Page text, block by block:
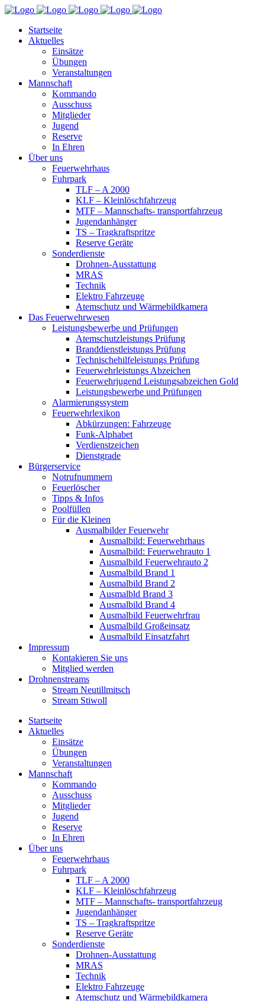
Startseite
Aktuelles
Einsätze
Übungen
Veranstaltungen
Mannschaft
Kommando
Ausschuss
Mitglieder
Jugend
Reserve
In Ehren
Über uns
Feuerwehrhaus
Fuhrpark
TLF – A 2000
KLF – Kleinlöschfahrzeug
MTF – Mannschafts- transportfahrzeug
Jugendanhänger
TS – Tragkraftspritze
Reserve Geräte
Sonderdienste
Drohnen-Ausstattung
MRAS
Technik
Elektro Fahrzeuge
Atemschutz und Wärmebildkamera
Das Feuerwehrwesen
Leistungsbewerbe und Prüfungen
Atemschutzleistungs Prüfung
Branddienstleistungs Prüfung
Technischehilfeleistungs Prüfung
Feuerwehrleistungs Abzeichen
Feuerwehrjugend Leistungsabzeichen Gold
Leistungsbewerbe und Prüfungen
Alarmierungssystem
Feuerwehrlexikon
Abkürzungen: Fahrzeuge
Funk-Alphabet
Verdienstzeichen
Dienstgrade
Bürgerservice
Notrufnummern
Feuerlöscher
Tipps & Infos
Poolfüllen
Für die Kleinen
Ausmalbilder Feuerwehr
Ausmalbild: Feuerwehrhaus
Ausmalbild: Feuerwehrauto 1
Ausmalbild Feuerwehrauto 2
Ausmalbild Brand 1
Ausmalbild Brand 2
Ausmalbld Brand 3
Ausmalbild Brand 4
Ausmalbild Feuerwehrfrau
Ausmalbild Großeinsatz
Ausmalbild Einsatzfahrt
Impressum
Kontakieren Sie uns
Mitglied werden
Drohnenstreams
Stream Neutillmitsch
Stream Stiwoll
Startseite
Aktuelles
Einsätze
Übungen
Veranstaltungen
Mannschaft
Kommando
Ausschuss
Mitglieder
Jugend
Reserve
In Ehren
Über uns
Feuerwehrhaus
Fuhrpark
TLF – A 2000
KLF – Kleinlöschfahrzeug
MTF – Mannschafts- transportfahrzeug
Jugendanhänger
TS – Tragkraftspritze
Reserve Geräte
Sonderdienste
Drohnen-Ausstattung
MRAS
Technik
Elektro Fahrzeuge
Atemschutz und Wärmebildkamera